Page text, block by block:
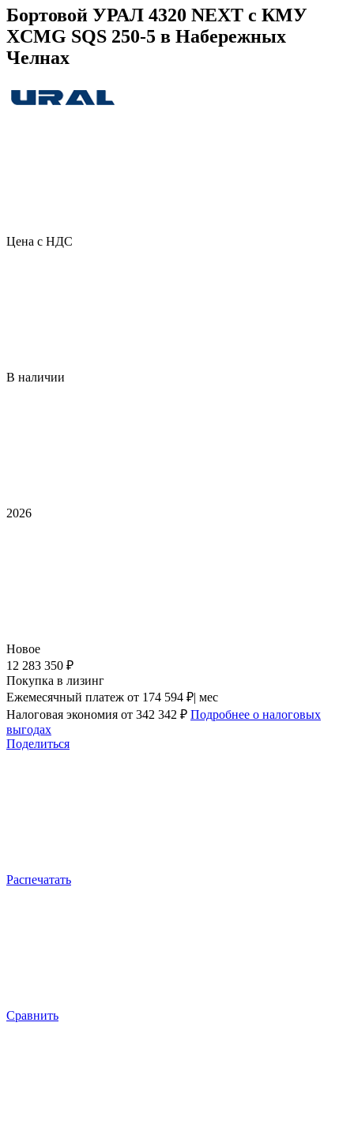
Бортовой УРАЛ 4320 NEXT с КМУ
XCMG SQS 250-5 в Набережных
Челнах
Цена с НДС
В наличии
2026
Новое
12 283 350 ₽
Покупка в лизинг
Ежемесячный платеж от 174 594 ₽| мес
Налоговая экономия от 342 342 ₽ Подробнее о налоговых
выгодах
Поделиться
Распечатать
Сравнить